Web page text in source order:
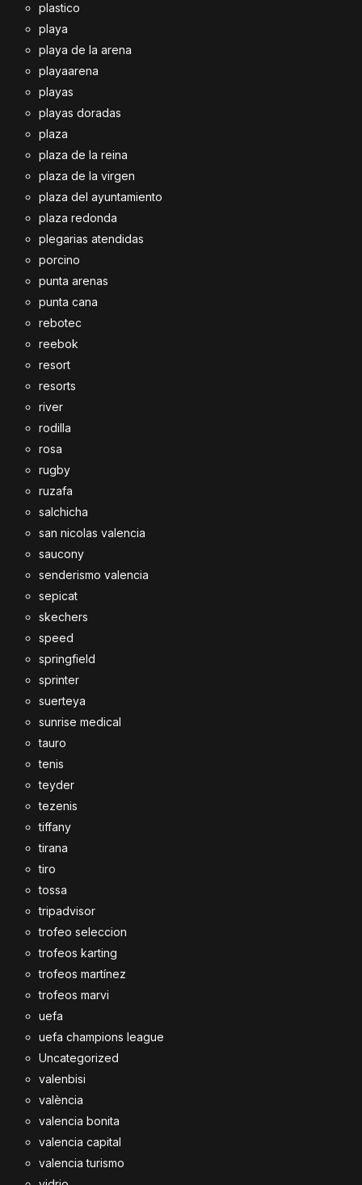
plastico
playa
playa de la arena
playaarena
playas
playas doradas
plaza
plaza de la reina
plaza de la virgen
plaza del ayuntamiento
plaza redonda
plegarias atendidas
porcino
punta arenas
punta cana
rebotec
reebok
resort
resorts
river
rodilla
rosa
rugby
ruzafa
salchicha
san nicolas valencia
saucony
senderismo valencia
sepicat
skechers
speed
springfield
sprinter
suerteya
sunrise medical
tauro
tenis
teyder
tezenis
tiffany
tirana
tiro
tossa
tripadvisor
trofeo seleccion
trofeos karting
trofeos martínez
trofeos marvi
uefa
uefa champions league
Uncategorized
valenbisi
valència
valencia bonita
valencia capital
valencia turismo